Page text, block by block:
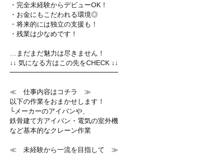
・完全未経験からデビューOK！
・お金にもこだわれる環境◎
・将来的には独立の支援も！
・残業は少なめです！
…まだまだ魅力は尽きません！
↓↓ 気になる方はこの先をCHECK ↓↓
━━━━━━━━━━━━━━━━
≪ 仕事内容はコチラ ≫
以下の作業をおまかせします！
└メーカーのアイバンや、
鉄骨建て方アイバン・電気の室外機
など基本的なクレーン作業
≪ 未経験から一流を目指して ≫